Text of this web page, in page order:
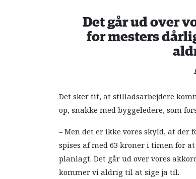
Det går ud over
for mesters
Det sker tit, at stilladsarbejdere
op, snakke med byggeledere, som
– Men det er ikke vores skyld, at
spises af med 63 kroner i timen for
planlagt. Det går ud over vores
kommer vi aldrig til at sige ja til.